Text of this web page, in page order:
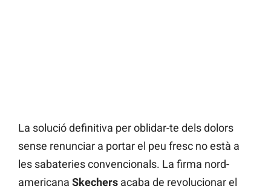
La solució definitiva per oblidar-te dels dolors
sense renunciar a portar el peu fresc no està a
les sabateries convencionals. La firma nord-
americana Skechers acaba de revolucionar el